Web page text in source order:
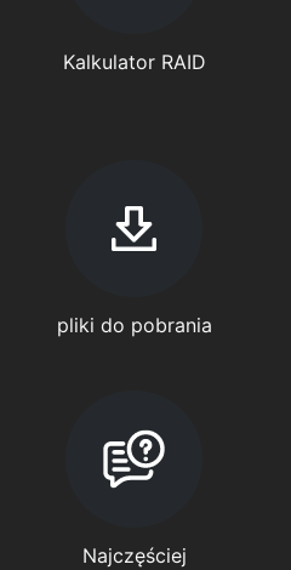
Kalkulator RAID
pliki do pobrania
Najczęściej